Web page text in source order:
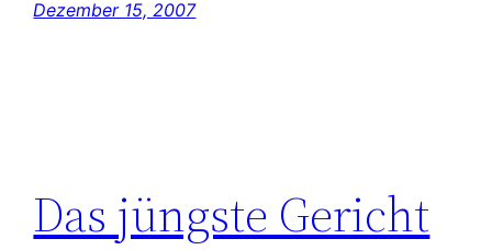
Dezember 15, 2007
Das jüngste Gericht